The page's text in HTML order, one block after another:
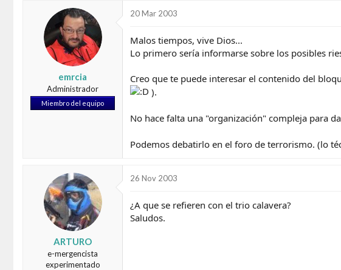
o
emrcia
Administrador
Miembro del equipo
20 Mar 2003
Malos tiempos, vive Dios...
Lo primero sería informarse sobre los posibles
Creo que te puede interesar el contenido del
).
No hace falta una "organización" compleja para
Podemos debatirlo en el foro de terrorismo. (lo
ARTURO
e-mergencista
experimentado
26 Nov 2003
¿A que se refieren con el trio calavera?
Saludos.